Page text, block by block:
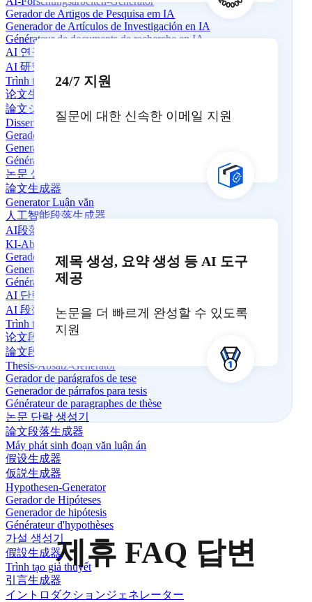
Gerador de Artigos de Pesquisa em IA
Generador de Artículos de Investigación en IA
Générateur de documents de recherche en IA
AI 연구 논문 생성기
AI 研究論文生成器
Trình tạo bài báo nghiên cứu AI
论文生成器
論文ジェネレーター
Dissertationsgenerator
Gerador de Dissertação
Generador de Disertaciones
Générateur de Thèse
논문 생성기
論文生成器
Generator Luận văn
人工智能段落生成器
AI段落生成器
KI-Absatzgenerator
Gerador de Parágrafos com IA
Generador de párrafos de IA
Générateur de paragraphes IA
AI 단락 생성기
AI 段落生成器
Trình tạo đoạn văn AI
论文段落生成器
論文段落生成器
Thesis-Absatz-Generator
Gerador de parágrafos de tese
Generador de párrafos para tesis
Générateur de paragraphes de thèse
논문 단락 생성기
論文段落生成器
Máy phát sinh đoạn văn luận án
假设生成器
仮説生成器
Hypothesen-Generator
Gerador de Hipóteses
Generador de hipótesis
Générateur d'hypothèses
가설 생성기
假設生成器
Trình tạo giả thuyết
引言生成器
イントロダクションジェネレーター
24/7 지원
질문에 대한 신속한 이메일 지원
제목 생성, 요약 생성 등 AI 도구
제공
논문을 더 빠르게 완성할 수 있도록
지원
제휴 FAQ 답변